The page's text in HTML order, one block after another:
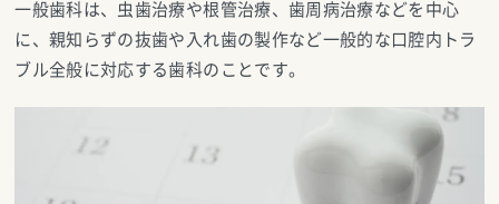
一般歯科は、虫歯治療や根管治療、歯周病治療などを中心
に、親知らずの抜歯や入れ歯の製作など一般的な口腔内トラ
ブル全般に対応する歯科のことです。